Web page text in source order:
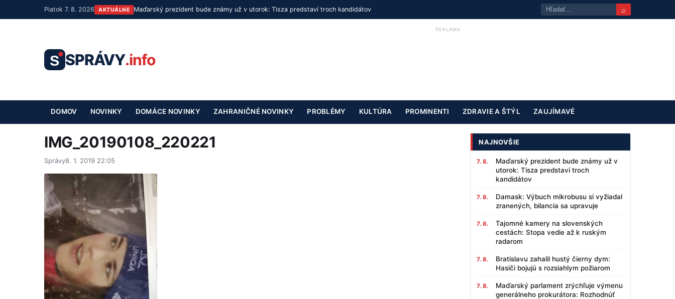
Piatok 7. 8. 2026 AKTUÁLNE Maďarský prezident bude známy už v utorok: Tisza predstaví troch kandidátov ⌕
S SPRÁVY.info
REKLAMA
DOMOV NOVINKY DOMÁCE NOVINKY ZAHRANIČNÉ NOVINKY PROBLÉMY KULTÚRA PROMINENTI ZDRAVIE A ŠTÝL ZAUJÍMAVÉ
IMG_20190108_220221
Správy8. 1. 2019 22:05
NAJNOVŠIE
7. 8.
Maďarský prezident bude známy už v
utorok: Tisza predstaví troch
kandidátov
7. 8.
Damask: Výbuch mikrobusu si vyžiadal
zranených, bilancia sa upravuje
7. 8.
Tajomné kamery na slovenských
cestách: Stopa vedie až k ruským
radarom
7. 8.
Bratislavu zahalil hustý čierny dym:
Hasiči bojujú s rozsiahlym požiarom
7. 8.
Maďarský parlament zrýchľuje výmenu
generálneho prokurátora: Rozhodnúť